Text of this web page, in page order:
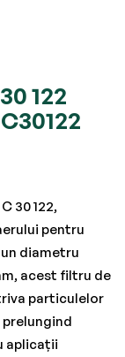
122
30 122,
pentru
diametru
acest filtru de
particulelor
aplicații